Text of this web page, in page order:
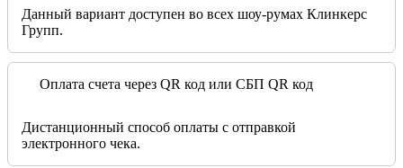
Данный вариант доступен во всех шоу-румах Клинкерс
Групп.
Оплата счета через QR код или СБП QR код
Дистанционный способ оплаты с отправкой
электронного чека.